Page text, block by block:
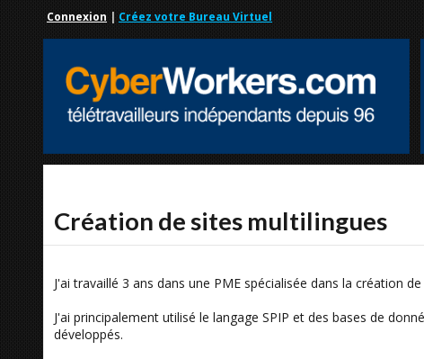
Connexion | Créez votre Bureau Virtuel
Création de sites multilingues
J'ai travaillé 3 ans dans une PME spécialisée dans la création
J'ai principalement utilisé le langage SPIP et des bases de
développés.